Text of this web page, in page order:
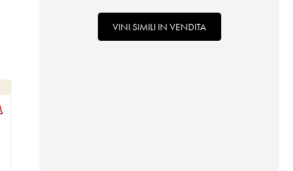
VINI SIMILI IN VENDITA